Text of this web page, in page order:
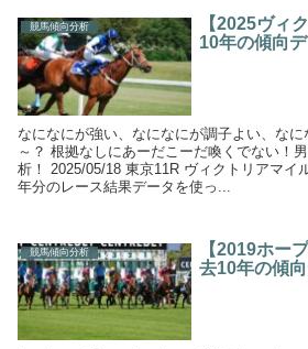
競馬傾向分析
【2025ヴィ
10年の傾向
なになにが強い、なになにが調子よい、な
～？ 根拠なしにあーだこーだ喚くでない！
析！ 2025/05/18 東京11R ヴィクトリアマイ
年分のレース結果データを使っ...
競馬傾向分析
【2019ホー
去10年の傾